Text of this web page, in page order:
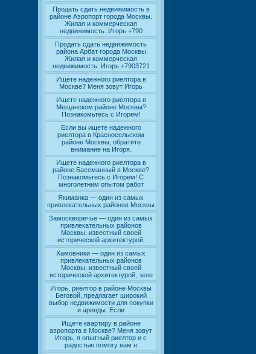
Продать сдать недвижимость в
районе Аэропорт города Москвы.
Жилая и коммерческая
недвижимость. Игорь +790
Продать сдать недвижимость
района Арбат города Москвы.
Жилая и коммерческая
недвижимость. Игорь +7903721
Ищете надежного риелтора в
Москве? Меня зовут Игорь
Ищете надежного риелтора в
Мещанском районе Москвы?
Познакомьтесь с Игорем!
Если вы ищете надежного
риелтора в Красносельском
районе Москвы, обратите
внимание на Игоря.
Ищете надежного риелтора в
районе Бассманный в Москве?
Познакомьтесь с Игорем! С
многолетним опытом работ
Якиманка — один из самых
привлекательных районов Москвы
Замоскворечье — один из самых
привлекательных районов
Москвы, известный своей
исторической архитектурой,
Хамовники — один из самых
привлекательных районов
Москвы, известный своей
исторической архитектурой, зеле
Игорь, риелтор в районе Москвы
Беговой, предлагает широкий
выбор недвижимости для покупки
и аренды. Если
Ищете квартиру в районе
аэропорта в Москве? Меня зовут
Игорь, я опытный риелтор и с
радостью помогу вам н